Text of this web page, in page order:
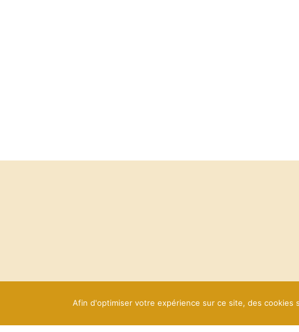
Création et Design : Com'Unik
Afin d'optimiser votre expérience sur ce site, des